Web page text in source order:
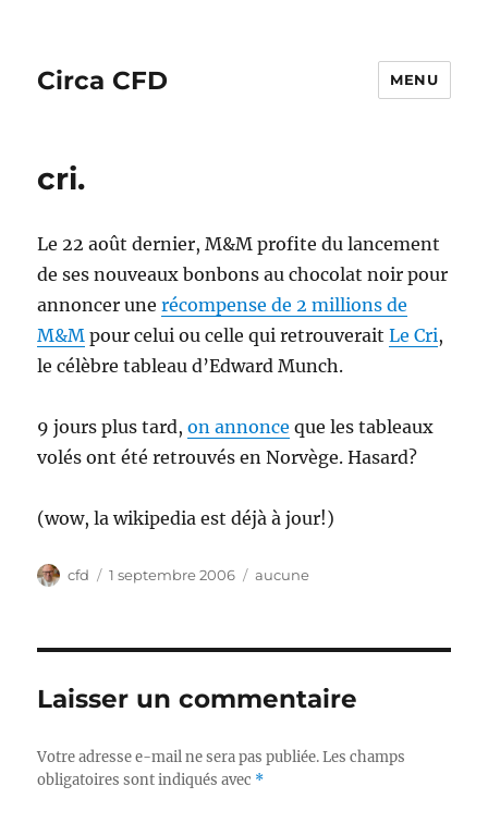
Circa CFD MENU
cri.
Le 22 août dernier, M&M profite du lancement
de ses nouveaux bonbons au chocolat noir pour
annoncer unerécompense de 2 millions de
M&M pour celui ou celle qui retrouveraitLe Cri,
le célèbre tableau d’Edward Munch.
9 jours plus tard,on annonce que les tableaux
volés ont été retrouvés en Norvège. Hasard?
(wow, la wikipedia est déjà à jour!)
Auteur
cfd
Publié
1 septembre 2006 Catégories
aucune
Laisser un commentaire
Votre adresse e-mail ne sera pas publiée. Les champs
obligatoires sont indiqués avec *